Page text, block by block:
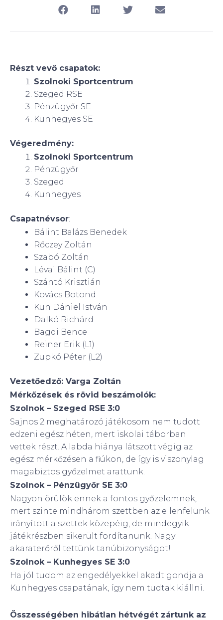
Részt vevő csapatok:
Szolnoki Sportcentrum
Szeged RSE
Pénzügyőr SE
Kunhegyes SE
Végeredmény:
Szolnoki Sportcentrum
Pénzügyőr
Szeged
Kunhegyes
Csapatnévsor:
Bálint Balázs Benedek
Rőczey Zoltán
Szabó Zoltán
Lévai Bálint (C)
Szántó Krisztián
Kovács Botond
Kun Dániel István
Dalkó Richárd
Bagdi Bence
Reiner Erik (L1)
Zupkó Péter (L2)
Vezetőedző: Varga Zoltán
Mérkőzések és rövid beszámolók:
Szolnok – Szeged RSE 3:0
Sajnos 2 meghatározó játékosom nem tudott
edzeni egész héten, mert iskolai táborban
vettek részt. A labda hiánya látszott végig az
egész mérkőzésen a fiúkon, de így is viszonylag
magabiztos győzelmet arattunk.
Szolnok – Pénzügyőr SE 3:0
Nagyon örülök ennek a fontos győzelemnek,
mert szinte mindhárom szettben az ellenfelünk
irányított a szettek közepéig, de mindegyik
játékrészben sikerült fordítanunk. Nagy
akaraterőről tettünk tanúbizonyságot!
Szolnok – Kunhegyes SE 3:0
Ha jól tudom az engedélyekkel akadt gondja a
Kunhegyes csapatának, így nem tudtak kiállni.
Összességében hibátlan hétvégét zártunk az